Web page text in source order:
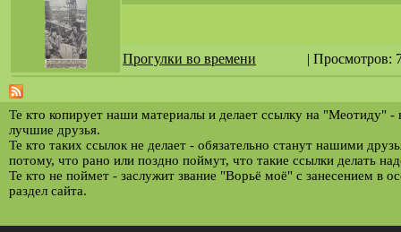
Прогулки во времени | Просмотров:
Те кто копирует наши материалы и делает ссылку на "Меотиду" -
лучшие друзья.
Те кто таких ссылок не делает - обязательно станут нашими
потому, что рано или поздно поймут, что такие ссылки делать
Те кто не поймет - заслужит звание "Ворьё моё" с занесением в
раздел сайта.